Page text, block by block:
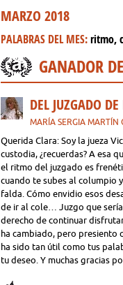
MARZO 2018
PALABRAS DEL MES:ritmo,
GANADOR
DEL JUZGADO
MARÍA SERGIA
Querida Clara: Soy la jueza
custodia, ¿recuerdas? A esa
el ritmo del juzgado es
cuando te subes al columpio
falda. Cómo envidio esos
de ir al cole… Juzgo que
derecho de continuar
ha cambiado, pero presiento
ha sido tan útil como tus
tu deseo. Y muchas gracias